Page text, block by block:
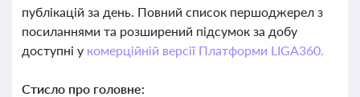
публікацій за день. Повний список першоджерел з
посиланнями та розширений підсумок за добу
доступні у комерційній версії Платформи LIGA360.
Стисло про головне: